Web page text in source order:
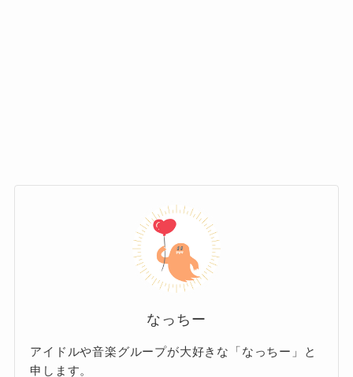
とが一つの大きな要因です。
特に2024年頃からは髪型やファッションの変化
が顕著で、赤みがかったロングヘアに前髪をプ
い」とSNS上で話題になりました。
以前よりも柔らかくて落ち着いた印象になり、
ファッション誌での撮り下ろし
誌『装苑』9月号では、写真家・蜷川実花
とのコラボレーションが実現。表紙と誌
なっちー
アイドルや音楽グループが大好きな「なっちー」と
申します。